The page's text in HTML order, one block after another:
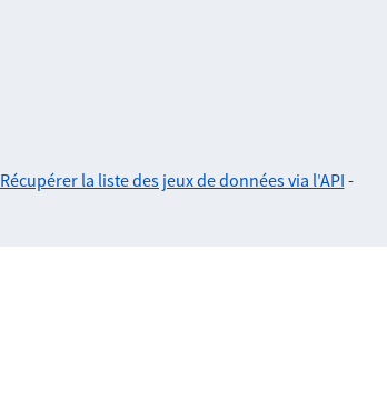
Récupérer la liste des jeux de données via l'API -